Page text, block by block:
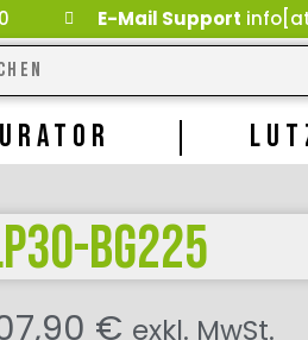
E-Mail Support
BG225
€ exkl. MwSt.